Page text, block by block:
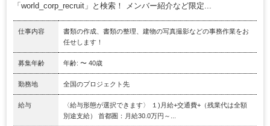
「world_corp_recruit」と検索！ メンバー紹介など限定...
仕事内容
書類の作成、書類の整理、建物の写真撮影などの事務作業をお
任せします！
募集年齢 年齢: 〜 40歳
勤務地 全国のプロジェクト先
給与
〈給与形態が選択できます〉 １)月給+交通費+（残業代は全額
別途支給） 首都圏：月給30.0万円～...